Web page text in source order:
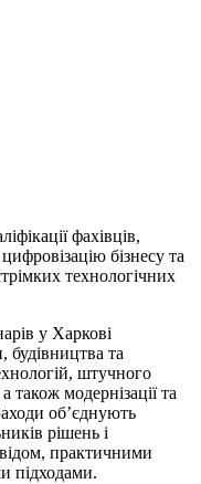
фахівців,
бізнесу та
технологічних
у Харкові
будівництва та
штучного
також модернізації та
об’єднують
рішень і
практичними
підходами.